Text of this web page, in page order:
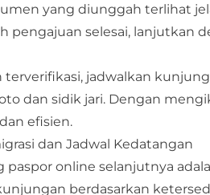
yang diunggah terlihat
pengajuan selesai, lanjutkan
terverifikasi, jadwalkan
dan sidik jari. Dengan
efisien.
dan Jadwal Kedatangan
paspor online selanjutnya
berdasarkan